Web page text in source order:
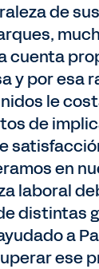
de
cuenta
y por esa
le
de
en
laboral
distintas
a
ese